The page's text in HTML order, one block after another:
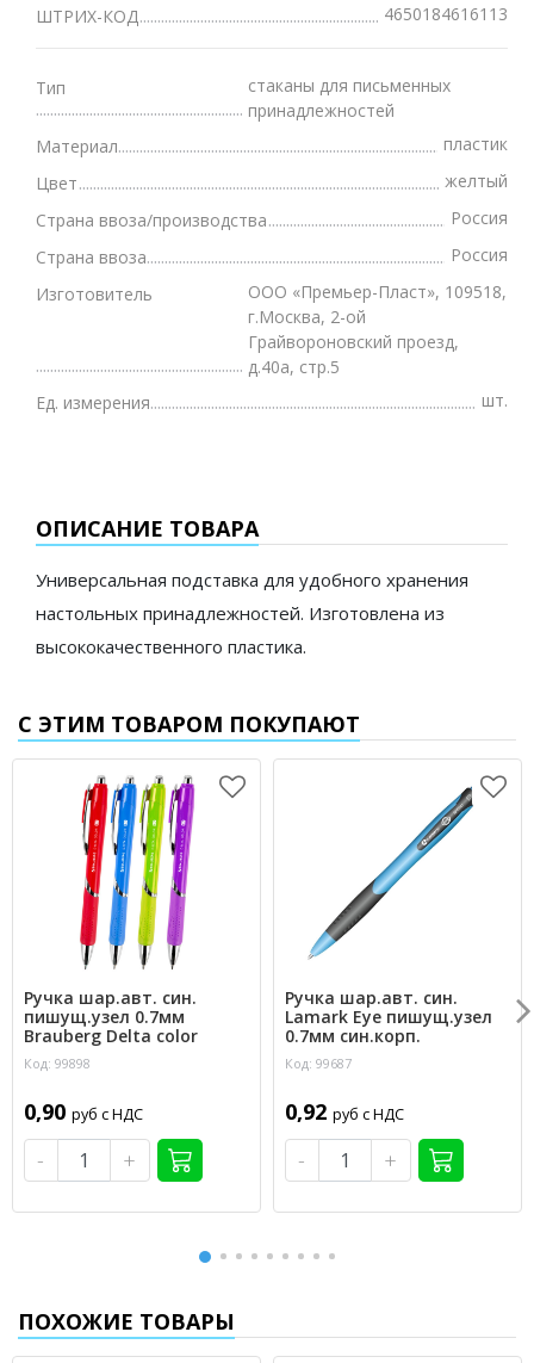
ШТРИХ-КОД
4650184616113
Тип
стаканы для письменных
принадлежностей
Материал
пластик
Цвет
желтый
Страна ввоза/производства
Россия
Страна ввоза
Россия
Изготовитель
ООО «Премьер-Пласт», 109518,
г.Москва, 2-ой
Грайвороновский проезд,
д.40а, стр.5
Ед. измерения
шт.
ОПИСАНИЕ ТОВАРА
Универсальная подставка для удобного хранения
настольных принадлежностей. Изготовлена из
высококачественного пластика.
С ЭТИМ ТОВАРОМ ПОКУПАЮТ
Ручка шар.авт. син.
пишущ.узел 0.7мм
Brauberg Delta color
Код: 99898
0,90 руб с НДС
- +
Ручка шар.авт. син.
Lamark Eye пишущ.узел
0.7мм син.корп.
Код: 99687
0,92 руб с НДС
- +
ПОХОЖИЕ ТОВАРЫ